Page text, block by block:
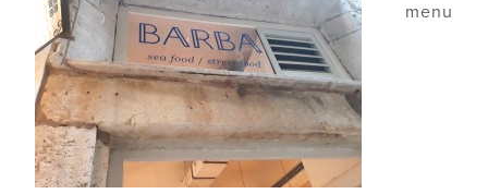
menu